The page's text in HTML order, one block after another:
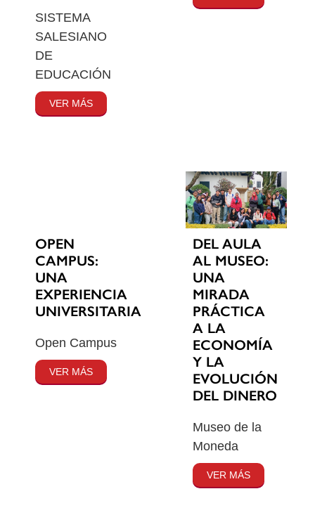
SISTEMA
SALESIANO
DE
EDUCACIÓN
VER MÁS
OPEN
CAMPUS:
UNA
EXPERIENCIA
UNIVERSITARIA
Open Campus
VER MÁS
DEL AULA
AL MUSEO:
UNA
MIRADA
PRÁCTICA
A LA
ECONOMÍA
Y LA
EVOLUCIÓN
DEL DINERO
Museo de la
Moneda
VER MÁS